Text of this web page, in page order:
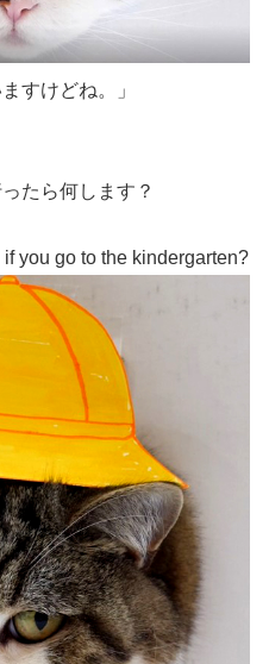
すけどね。」
たら何します？
you go to the kindergarten?